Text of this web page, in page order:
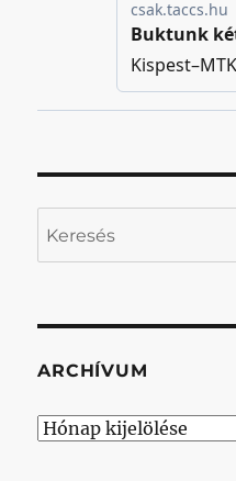
ARCHÍVUM
Archívum